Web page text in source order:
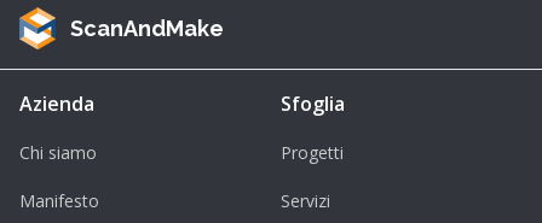
ScanAndMake
Azienda
Chi siamo
Manifesto
Sfoglia
Progetti
Servizi